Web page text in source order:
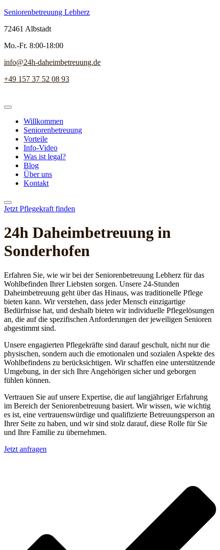
Seniorenbetreuung Lebherz
72461 Albstadt
Mo.-Fr. 8:00-18:00
info@24h-daheimbetreuung.de
+49 157 37 52 08 93
Willkommen
Seniorenbetreuung
Vorteile
Info-Video
Was ist legal?
Blog
Über uns
Kontakt
Jetzt Pflegekraft finden
24h Daheim­betreuung in
Sonderhofen
Erfahren Sie, wie wir bei der Seniorenbetreuung Lebherz für das
Wohlbefinden Ihrer Liebsten sorgen. Unsere 24-Stunden
Daheimbetreuung geht über das Hinaus, was traditionelle Pflege
bieten kann. Wir verstehen, dass jeder Mensch einzigartige
Bedürfnisse hat, und deshalb bieten wir individuelle Pflegelösungen
an, die auf die spezifischen Anforderungen der jeweiligen Senioren
abgestimmt sind.
Unsere engagierten Pflegekräfte sind darauf geschult, nicht nur die
physischen, sondern auch die emotionalen und sozialen Aspekte des
Wohlbefindens zu berücksichtigen. Wir schaffen eine unterstützende
Umgebung, in der sich Ihre Angehörigen sicher und geborgen
fühlen können.
Vertrauen Sie auf unsere Expertise, die auf langjähriger Erfahrung
im Bereich der Seniorenbetreuung basiert. Wir wissen, wie wichtig
es ist, eine vertrauenswürdige und qualifizierte Betreuungsperson an
Ihrer Seite zu haben, und wir sind stolz darauf, diese Rolle für Sie
und Ihre Familie zu übernehmen.
Jetzt anfragen